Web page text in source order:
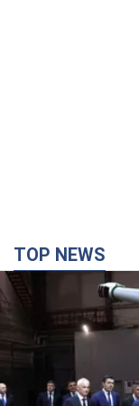
TOP NEWS